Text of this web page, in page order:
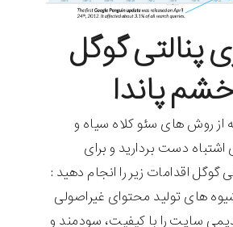
پنالتی گوگل
پاندا
از روش های سئو کلاه سیاه و
اشتباه دست بردارید و برای
گوگل اقدامات زیر را انجام دهید :
های تولید محتوای غیراصولی
سایت را با کیفیت، سودمند و